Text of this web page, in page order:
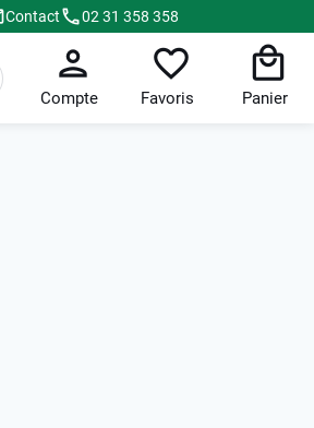
Contact 02 31 358 358
Compte Favoris Panier